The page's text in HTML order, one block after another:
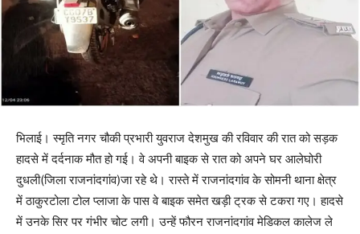
भिलाई। स्मृति नगर चौकी प्रभारी युवराज देशमुख की रविवार की रात को सड़क
हादसे में दर्दनाक मौत हो गई। वे अपनी बाइक से रात को अपने घर आलेघोरी
दुधली(जिला राजनांदगांव)जा रहे थे। रास्ते में राजनांदगांव के सोमनी थाना क्षेत्र
में ठाकुरटोला टोल प्लाजा के पास वे बाइक समेत खड़ी ट्रक से टकरा गए। हादसे
में उनके सिर पर गंभीर चोट लगी। उन्हें फौरन राजनांदगांव मेडिकल कालेज ले